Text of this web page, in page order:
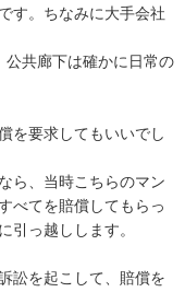
す。ちなみに大手会社
公共廊下は確かに日常の
を要求してもいいでし
ら、当時こちらのマン
べてを賠償してもらっ
引っ越しします。
訟を起こして、賠償を